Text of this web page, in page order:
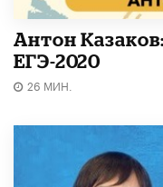
Антон
ЕГЭ-2020
26 МИН.